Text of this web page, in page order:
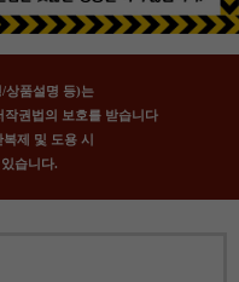
상품설명 등)는
권법의 보호를 받습니다
제 및 도용 시
습니다.